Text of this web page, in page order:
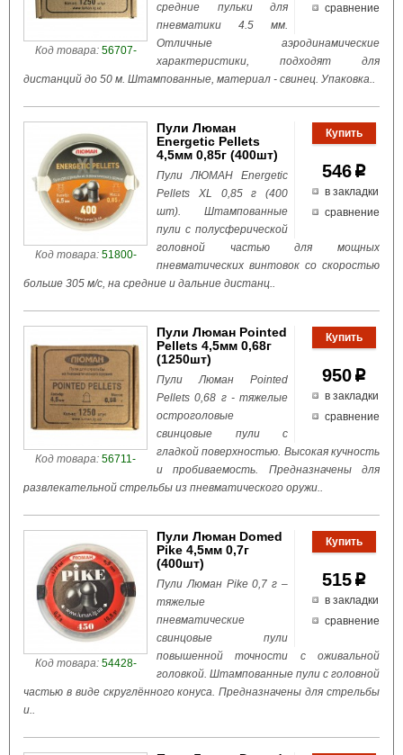
сравнение
Код товара:56707-
средние пульки для
пневматики 4.5 мм.
Отличные аэродинамические
характеристики, подходят для
дистанций до 50 м. Штампованные, материал - свинец. Упаковка..
546 p
в закладки
сравнение
Код товара:51800-
Пули Люман
Energetic Pellets
4,5мм 0,85г (400шт)
Пули ЛЮМАН Energetic
Pellets XL 0,85 г (400
шт). Штампованные
пули с полусферической
головной частью для мощных
пневматических винтовок со скоростью
больше 305 м/с, на средние и дальние дистанц..
950 p
в закладки
сравнение
Код товара: 56711-
Пули Люман Pointed
Pellets 4,5мм 0,68г
(1250шт)
Пули Люман Pointed
Pellets 0,68 г - тяжелые
остроголовые
свинцовые пули с
гладкой поверхностью. Высокая кучность
и пробиваемость. Предназначены для
развлекательной стрельбы из пневматического оружи..
515 p
в закладки
сравнение
Код товара:54428-
Пули Люман Domed
Pike 4,5мм 0,7г
(400шт)
Пули Люман Pike 0,7 г –
тяжелые
пневматические
свинцовые пули
повышенной точности с оживальной
головкой. Штампованные пули с головной
частью в виде скруглённого конуса. Предназначены для стрельбы
и..